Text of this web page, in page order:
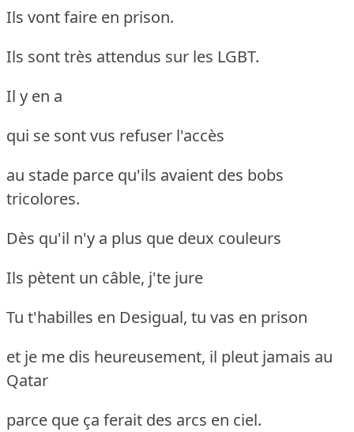
Ils vont faire en prison.
Ils sont très attendus sur les LGBT.
Il y en a
qui se sont vus refuser l'accès
au stade parce qu'ils avaient des bobs
tricolores.
Dès qu'il n'y a plus que deux couleurs
Ils pètent un câble, j'te jure
Tu t'habilles en Desigual, tu vas en prison
et je me dis heureusement, il pleut jamais au
Qatar
parce que ça ferait des arcs en ciel.